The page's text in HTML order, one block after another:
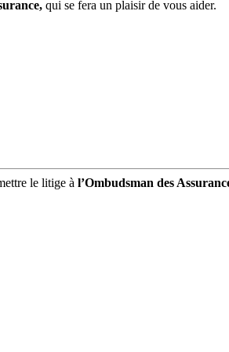
qui se fera un plaisir de vous aider.
le litige à l’Ombudsman des